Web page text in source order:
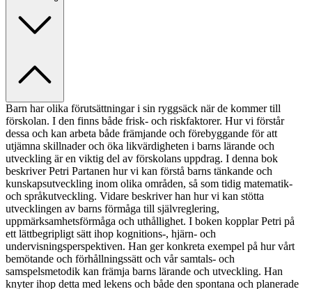
Barn har olika förutsättningar i sin ryggsäck när de kommer till
förskolan. I den finns både frisk- och riskfaktorer. Hur vi förstår
dessa och kan arbeta både främjande och förebyggande för att
utjämna skillnader och öka likvärdigheten i barns lärande och
utveckling är en viktig del av förskolans uppdrag. I denna bok
beskriver Petri Partanen hur vi kan förstå barns tänkande och
kunskapsutveckling inom olika områden, så som tidig matematik-
och språkutveckling. Vidare beskriver han hur vi kan stötta
utvecklingen av barns förmåga till självreglering,
uppmärksamhetsförmåga och uthållighet. I boken kopplar Petri på
ett lättbegripligt sätt ihop kognitions-, hjärn- och
undervisningsperspektiven. Han ger konkreta exempel på hur vårt
bemötande och förhållningssätt och vår samtals- och
samspelsmetodik kan främja barns lärande och utveckling. Han
knyter ihop detta med lekens och både den spontana och planerade